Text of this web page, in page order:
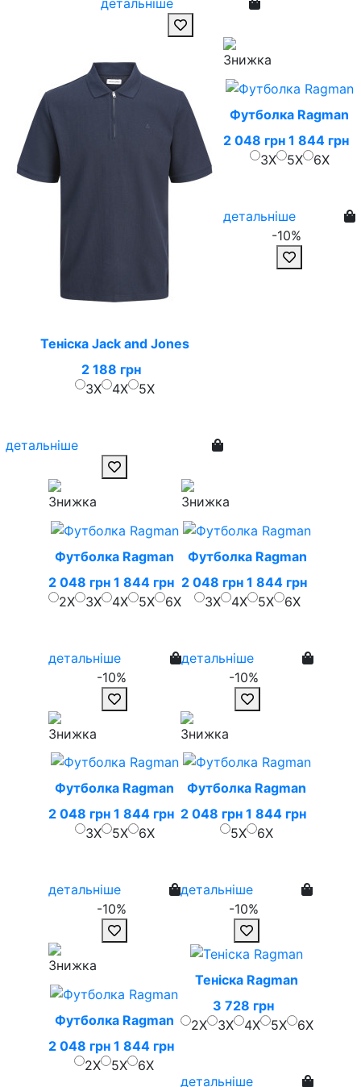
Теніска Jack and Jones
2 188 грн
3X
4X 5X
детальніше
Футболка Ragman
2 048 грн 1 844 грн
3X
5X 6X
детальніше
-10%
Футболка Ragman
2 048 грн 1 844 грн
2X
3X 4X 5X 6X
детальніше
-10%
Футболка Ragman
2 048 грн 1 844 грн
3X
4X 5X 6X
детальніше
-10%
Футболка Ragman
2 048 грн 1 844 грн
3X
5X 6X
детальніше
-10%
Футболка Ragman
2 048 грн 1 844 грн
5X
6X
детальніше
-10%
Футболка Ragman
2 048 грн 1 844 грн
2X
5X 6X
Теніска Ragman
3 728 грн
2X
3X 4X 5X 6X
детальніше